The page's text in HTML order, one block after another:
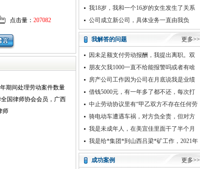
点击量： 207082
期间处理劳动案件数量
国律师协会会员，广西
师
我18岁，我和一个16岁的女生发生了关系
（自愿的）我现在想和她分手
公司成立新公司，具体业务一直由我负
责，现想要我做挂名法人。
我解答的问题
更多>>
因未足额支付劳动报酬，我提出离职。双
方未协商一致，单位单方面解除了劳动
朋友欠我1000一直不给能报警吗或者有啥
办法让他还我吗
房产公司工作因为公司在月底说我是业绩
最后一名，但是我并不是最后一名其他
借钱5000元，有一年多了都不还，每次打
电话都是一直往后拖，最近给他打
中止劳动协议里有“甲乙双方不存在任何劳
动争议，乙方丧失以双方劳动关系为
骑电动车遭遇车祸，对方负全责，但对方
车辆保险过期，肇事司机不愿垫付费用
我是未成年人，在美宜佳里面干了半个月
受不了老板性骚扰和谩骂，由于个人身体原
因申请离职
我是给*集团*到山西吕梁*矿工作，2021年
9月份出的工伤
成功案例
更多>>